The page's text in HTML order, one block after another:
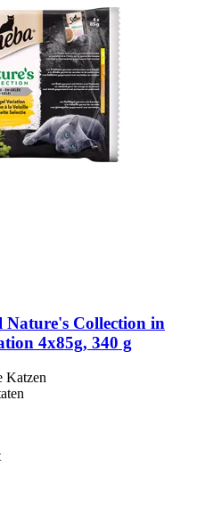
Nature's Collection in
4x85g, 340 g
Katzen